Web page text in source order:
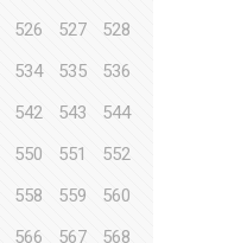
526 527
528
534 535
536
542 543
544
550 551
552
558 559
560
566 567 568